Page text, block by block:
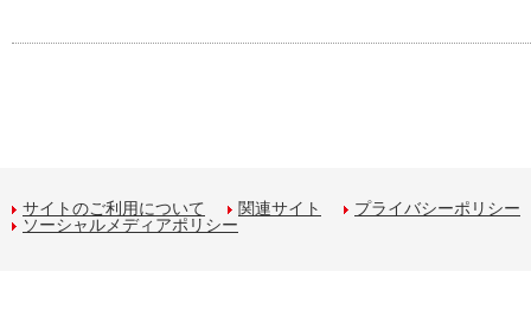
サイトのご利用について 関連サイト
プライバシーポリシー
ソーシャルメディアポリシー